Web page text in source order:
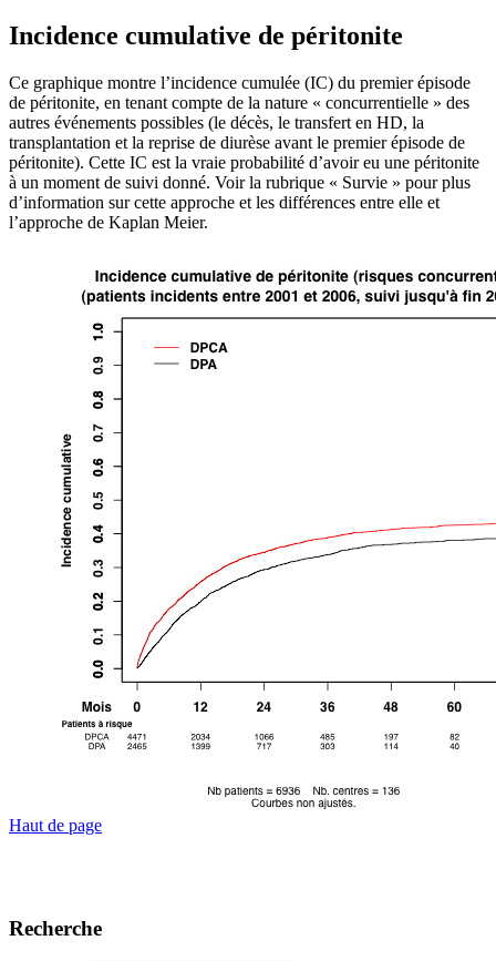
Incidence cumulative de péritonite
Ce graphique montre l’incidence cumulée (IC) du premier épisode
de péritonite, en tenant compte de la nature « concurrentielle » des
autres événements possibles (le décès, le transfert en HD, la
transplantation et la reprise de diurèse avant le premier épisode de
péritonite). Cette IC est la vraie probabilité d’avoir eu une péritonite
à un moment de suivi donné. Voir la rubrique « Survie » pour plus
d’information sur cette approche et les différences entre elle et
l’approche de Kaplan Meier.
Haut de page
Recherche